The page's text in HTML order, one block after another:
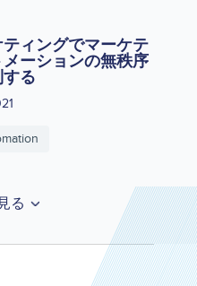
ィングでマーケテ
ーションの無秩序
る
る